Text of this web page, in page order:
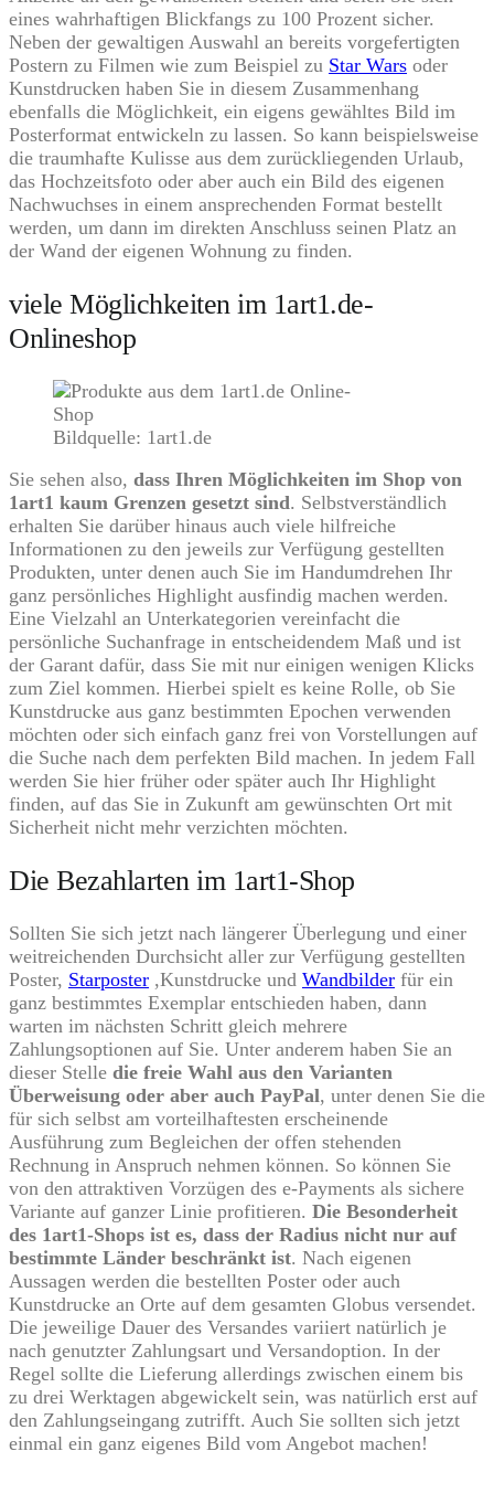
eines wahrhaftigen Blickfangs zu 100 Prozent sicher.
Neben der gewaltigen Auswahl an bereits vorgefertigten
Postern zu Filmen wie zum Beispiel zu Star Wars oder
Kunstdrucken haben Sie in diesem Zusammenhang
ebenfalls die Möglichkeit, ein eigens gewähltes Bild im
Posterformat entwickeln zu lassen. So kann beispielsweise
die traumhafte Kulisse aus dem zurückliegenden Urlaub,
das Hochzeitsfoto oder aber auch ein Bild des eigenen
Nachwuchses in einem ansprechenden Format bestellt
werden, um dann im direkten Anschluss seinen Platz an
der Wand der eigenen Wohnung zu finden.
viele Möglichkeiten im 1art1.de-
Onlineshop
Bildquelle: 1art1.de
Sie sehen also, dass Ihren Möglichkeiten im Shop von
1art1 kaum Grenzen gesetzt sind. Selbstverständlich
erhalten Sie darüber hinaus auch viele hilfreiche
Informationen zu den jeweils zur Verfügung gestellten
Produkten, unter denen auch Sie im Handumdrehen Ihr
ganz persönliches Highlight ausfindig machen werden.
Eine Vielzahl an Unterkategorien vereinfacht die
persönliche Suchanfrage in entscheidendem Maß und ist
der Garant dafür, dass Sie mit nur einigen wenigen Klicks
zum Ziel kommen. Hierbei spielt es keine Rolle, ob Sie
Kunstdrucke aus ganz bestimmten Epochen verwenden
möchten oder sich einfach ganz frei von Vorstellungen auf
die Suche nach dem perfekten Bild machen. In jedem Fall
werden Sie hier früher oder später auch Ihr Highlight
finden, auf das Sie in Zukunft am gewünschten Ort mit
Sicherheit nicht mehr verzichten möchten.
Die Bezahlarten im 1art1-Shop
Sollten Sie sich jetzt nach längerer Überlegung und einer
weitreichenden Durchsicht aller zur Verfügung gestellten
Poster, Starposter ,Kunstdrucke und Wandbilder für ein
ganz bestimmtes Exemplar entschieden haben, dann
warten im nächsten Schritt gleich mehrere
Zahlungsoptionen auf Sie. Unter anderem haben Sie an
dieser Stelle die freie Wahl aus den Varianten
Überweisung oder aber auch PayPal, unter denen Sie die
für sich selbst am vorteilhaftesten erscheinende
Ausführung zum Begleichen der offen stehenden
Rechnung in Anspruch nehmen können. So können Sie
von den attraktiven Vorzügen des e-Payments als sichere
Variante auf ganzer Linie profitieren. Die Besonderheit
des 1art1-Shops ist es, dass der Radius nicht nur auf
bestimmte Länder beschränkt ist. Nach eigenen
Aussagen werden die bestellten Poster oder auch
Kunstdrucke an Orte auf dem gesamten Globus versendet.
Die jeweilige Dauer des Versandes variiert natürlich je
nach genutzter Zahlungsart und Versandoption. In der
Regel sollte die Lieferung allerdings zwischen einem bis
zu drei Werktagen abgewickelt sein, was natürlich erst auf
den Zahlungseingang zutrifft. Auch Sie sollten sich jetzt
einmal ein ganz eigenes Bild vom Angebot machen!